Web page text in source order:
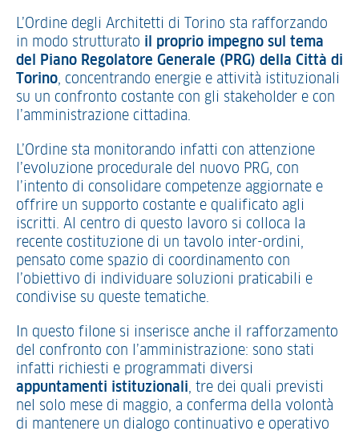
L’Ordine degli Architetti di Torino sta rafforzando
in modo strutturato il proprio impegno sul tema
del Piano Regolatore Generale (PRG) della Città di
Torino, concentrando energie e attività istituzionali
su un confronto costante con gli stakeholder e con
l’amministrazione cittadina.
L’Ordine sta monitorando infatti con attenzione
l’evoluzione procedurale del nuovo PRG, con
l’intento di consolidare competenze aggiornate e
offrire un supporto costante e qualificato agli
iscritti. Al centro di questo lavoro si colloca la
recente costituzione di un tavolo inter-ordini,
pensato come spazio di coordinamento con
l’obiettivo di individuare soluzioni praticabili e
condivise su queste tematiche.
In questo filone si inserisce anche il rafforzamento
del confronto con l’amministrazione: sono stati
infatti richiesti e programmati diversi
appuntamenti istituzionali, tre dei quali previsti
nel solo mese di maggio, a conferma della volontà
di mantenere un dialogo continuativo e operativo